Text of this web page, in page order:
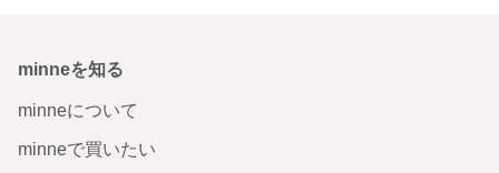
minneを知る
minneについて
minneで買いたい